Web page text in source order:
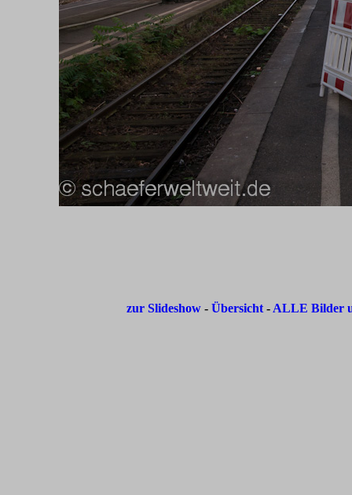
zur Slideshow -Übersicht- ALLE Bilder